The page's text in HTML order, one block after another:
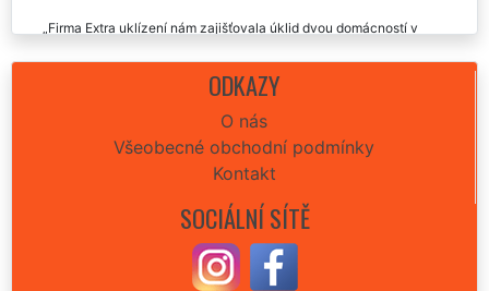
Firma Extra uklízení nám zajišťovala úklid dvou domácností v
i vystupování všech pracovnic. Skutečně precizní úklid kterému není
Včera jste mi narychlo zajišťovali úklid domácnosti v plzni pro mojí
maminku. Moc moc by jsem vám chtěla poděkovat, jste skvělí, určitě
vás budu všude doporučovat. Ještě jednou vám moc děkuji za vaši
Děkuju za skvěle odvedenou práci při úklidu mé domácnosti v
Chrudimi. Skvělá komunikace, vřelý přístup, cena odpovídala výborné
kvalitě úklidových prací. Děkuju.
ODKAZY
O nás
Všeobecné obchodní podmínky
Kontakt
SOCIÁLNÍ SÍTĚ